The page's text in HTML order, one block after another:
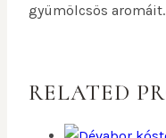
gyümölcsös aromáit.
RELATED